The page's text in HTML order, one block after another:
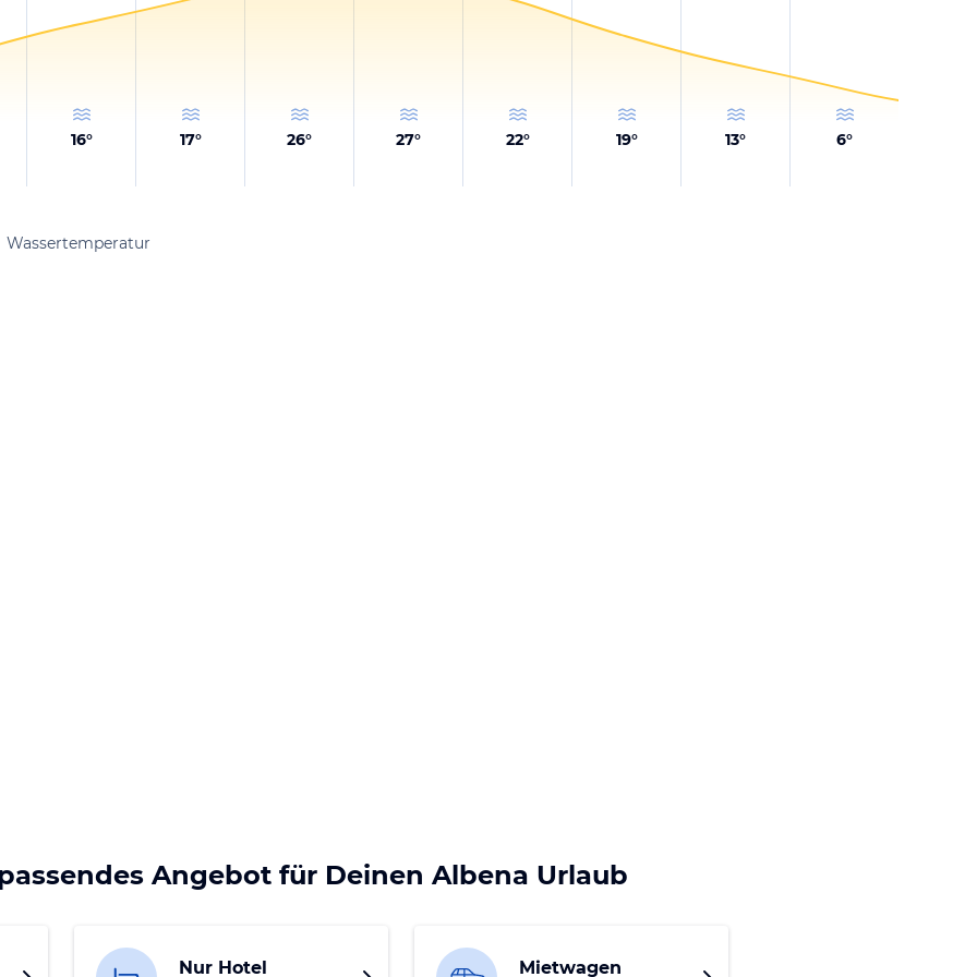
16° 17° 26° 27° 22° 19° 13° 6°
Wassertemperatur
Angebot für Deinen Albena Urlaub
Nur Hotel Mietwagen